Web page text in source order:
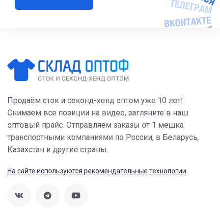
Продаём сток и секонд-хенд оптом уже 10 лет!
Снимаем все позиции на видео, загляните в наш
оптовый прайс. Отправляем заказы от 1 мешка
транспортными компаниями по России, в Беларусь,
Казахстан и другие страны.
На сайте используются рекомендательные технологии